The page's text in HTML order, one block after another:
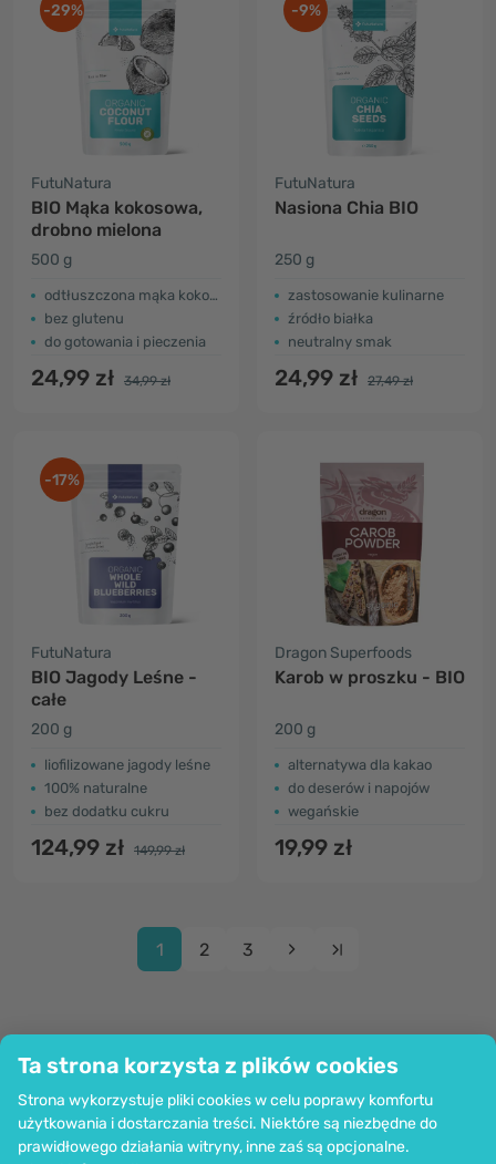
Ta strona korzysta z plików cookies
Strona wykorzystuje pliki cookies w celu poprawy komfortu
użytkowania i dostarczania treści. Niektóre są niezbędne do
prawidłowego działania witryny, inne zaś są opcjonalne.
-29%
FutuNatura
BIO Mąka kokosowa,
drobno mielona
500 g
odtłuszczona mąka kokosowa
bez glutenu
do gotowania i pieczenia
24,99 zł 34,99 zł
-9%
FutuNatura
Nasiona Chia BIO
250 g
zastosowanie kulinarne
źródło białka
neutralny smak
24,99 zł 27,49 zł
-17%
FutuNatura
BIO Jagody Leśne -
całe
200 g
liofilizowane jagody leśne
100% naturalne
bez dodatku cukru
124,99 zł 149,99 zł
Dragon Superfoods
Karob w proszku - BIO
200 g
alternatywa dla kakao
do deserów i napojów
wegańskie
19,99 zł
1 2 3
Informacje
Dołącz do nas